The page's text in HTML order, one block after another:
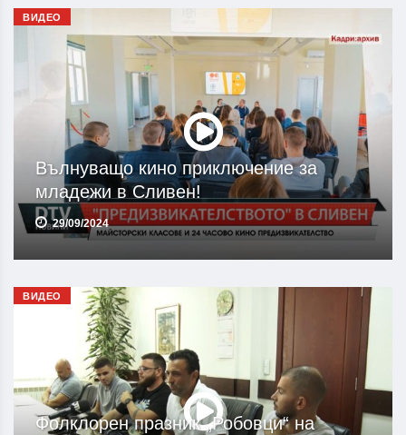
ВИДЕО
Вълнуващо кино приключение за
младежи в Сливен!
29/09/2024
ВИДЕО
Фолклорен празник „Робовци“ на